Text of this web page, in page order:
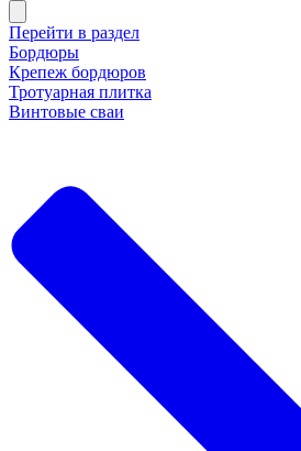
Перейти в раздел
Бордюры
Крепеж бордюров
Тротуарная плитка
Винтовые сваи